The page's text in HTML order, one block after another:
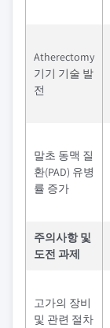
Atherectomy
기기 기술 발
전
말초 동맥 질
환(PAD) 유병
률 증가
주의사항 및
도전 과제
고가의 장비
및 관련 절차